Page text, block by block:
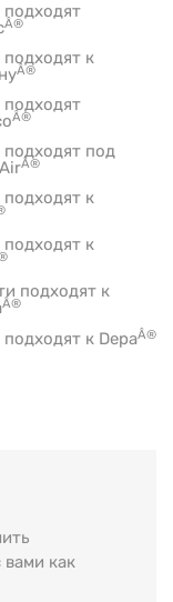
Â®
к
Â®
Â®
под
Â®
к
к
подходят к
Â®
к DepaÂ®
как